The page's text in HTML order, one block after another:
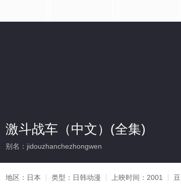
激斗战车（中文）(全集)
别名：jidouzhanchezhongwen
地区： 日本 类型： 日韩动漫 上映时间： 2001